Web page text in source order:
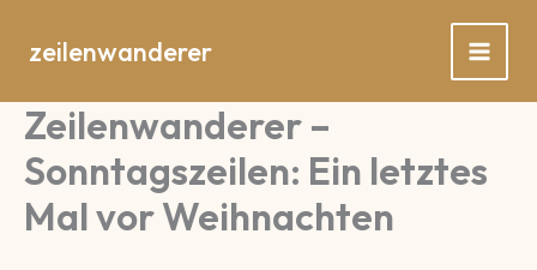
Inhaltzeilenwanderer
Zeilenwanderer –
Sonntagszeilen: Ein letztes
Mal vor Weihnachten